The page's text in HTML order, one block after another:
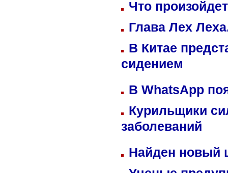
Что
Глава Лех
В Китае
сидением
В WhatsApp
Курильщики
заболеваний
Найден